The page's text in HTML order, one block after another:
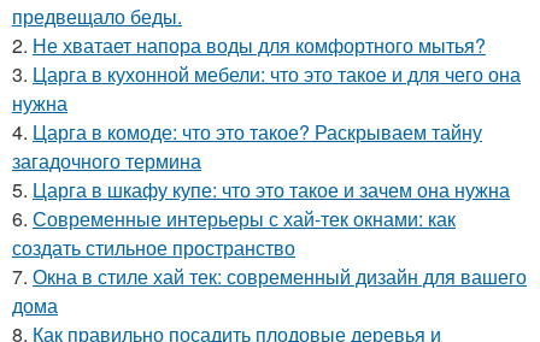
предвещало беды.
2. Не хватает напора воды для комфортного мытья?
3. Царга в кухонной мебели: что это такое и для чего она
нужна
4. Царга в комоде: что это такое? Раскрываем тайну
загадочного термина
5. Царга в шкафу купе: что это такое и зачем она нужна
6. Современные интерьеры с хай-тек окнами: как
создать стильное пространство
7. Окна в стиле хай тек: современный дизайн для вашего
дома
8. Как правильно посадить плодовые деревья и